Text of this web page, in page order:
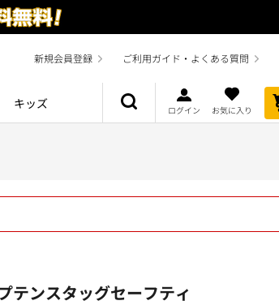
新規会員登録 ご利用ガイド・よくある質問
キッズ ログイン お気に入り
テンスタッグセーフティ